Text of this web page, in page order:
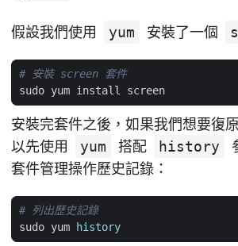
假設我們使用 yum 安裝了一個
# 安裝 screen 套件
安裝完套件之後，如果我們想要復
以先使用
yum 搭配 history
套件管理操作歷史記錄：
# 列出歷史記錄
sudo yum
history